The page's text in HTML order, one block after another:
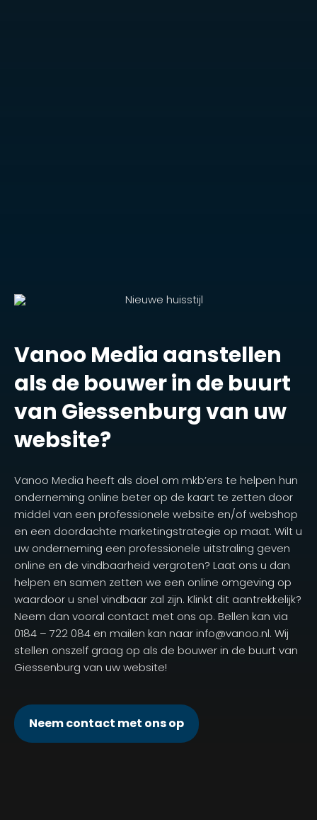
Vanoo Media aanstellen
als de bouwer in de buurt
van Giessenburg van uw
website?
Vanoo Media heeft als doel om mkb’ers te helpen hun
onderneming online beter op de kaart te zetten door
middel van een professionele website en/of webshop
en een doordachte marketingstrategie op maat. Wilt u
uw onderneming een professionele uitstraling geven
online en de vindbaarheid vergroten? Laat ons u dan
helpen en samen zetten we een online omgeving op
waardoor u snel vindbaar zal zijn. Klinkt dit aantrekkelijk?
Neem dan vooral contact met ons op. Bellen kan via
0184 – 722 084 en mailen kan naar info@vanoo.nl. Wij
stellen onszelf graag op als de bouwer in de buurt van
Giessenburg van uw website!
Neem contact met ons op